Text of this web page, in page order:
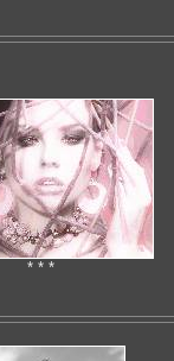
* * *